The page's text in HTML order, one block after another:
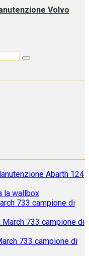
Volvo
Abarth 124
la wallbox
733 campione di
March 733 campione di
733 campione di